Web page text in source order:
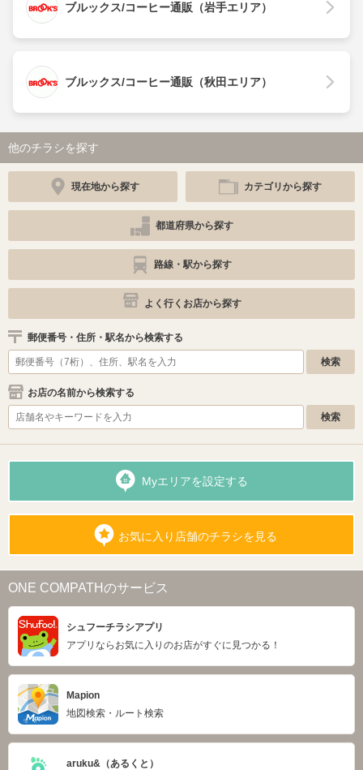
ブルックス/コーヒー通販（岩手エリア）
ブルックス/コーヒー通販（秋田エリア）
他のチラシを探す
現在地から探す カテゴリから探す
都道府県から探す
路線・駅から探す
よく行くお店から探す
郵便番号・住所・駅名から検索する
お店の名前から検索する
Myエリアを設定する
お気に入り店舗のチラシを見る
ONE COMPATHのサービス
シュフーチラシアプリ
アプリならお気に入りのお店がすぐに見つかる！
Mapion
地図検索・ルート検索
aruku&（あるくと）